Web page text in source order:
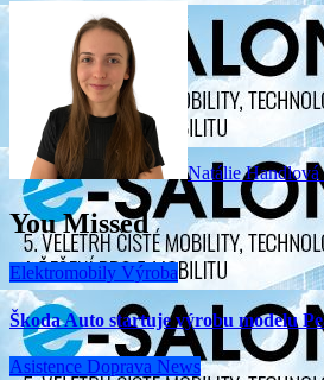
Natálie Handlová
You Missed
Elektromobily Výroba
Škoda Auto startuje výrobu modelu
Asistence Doprava News